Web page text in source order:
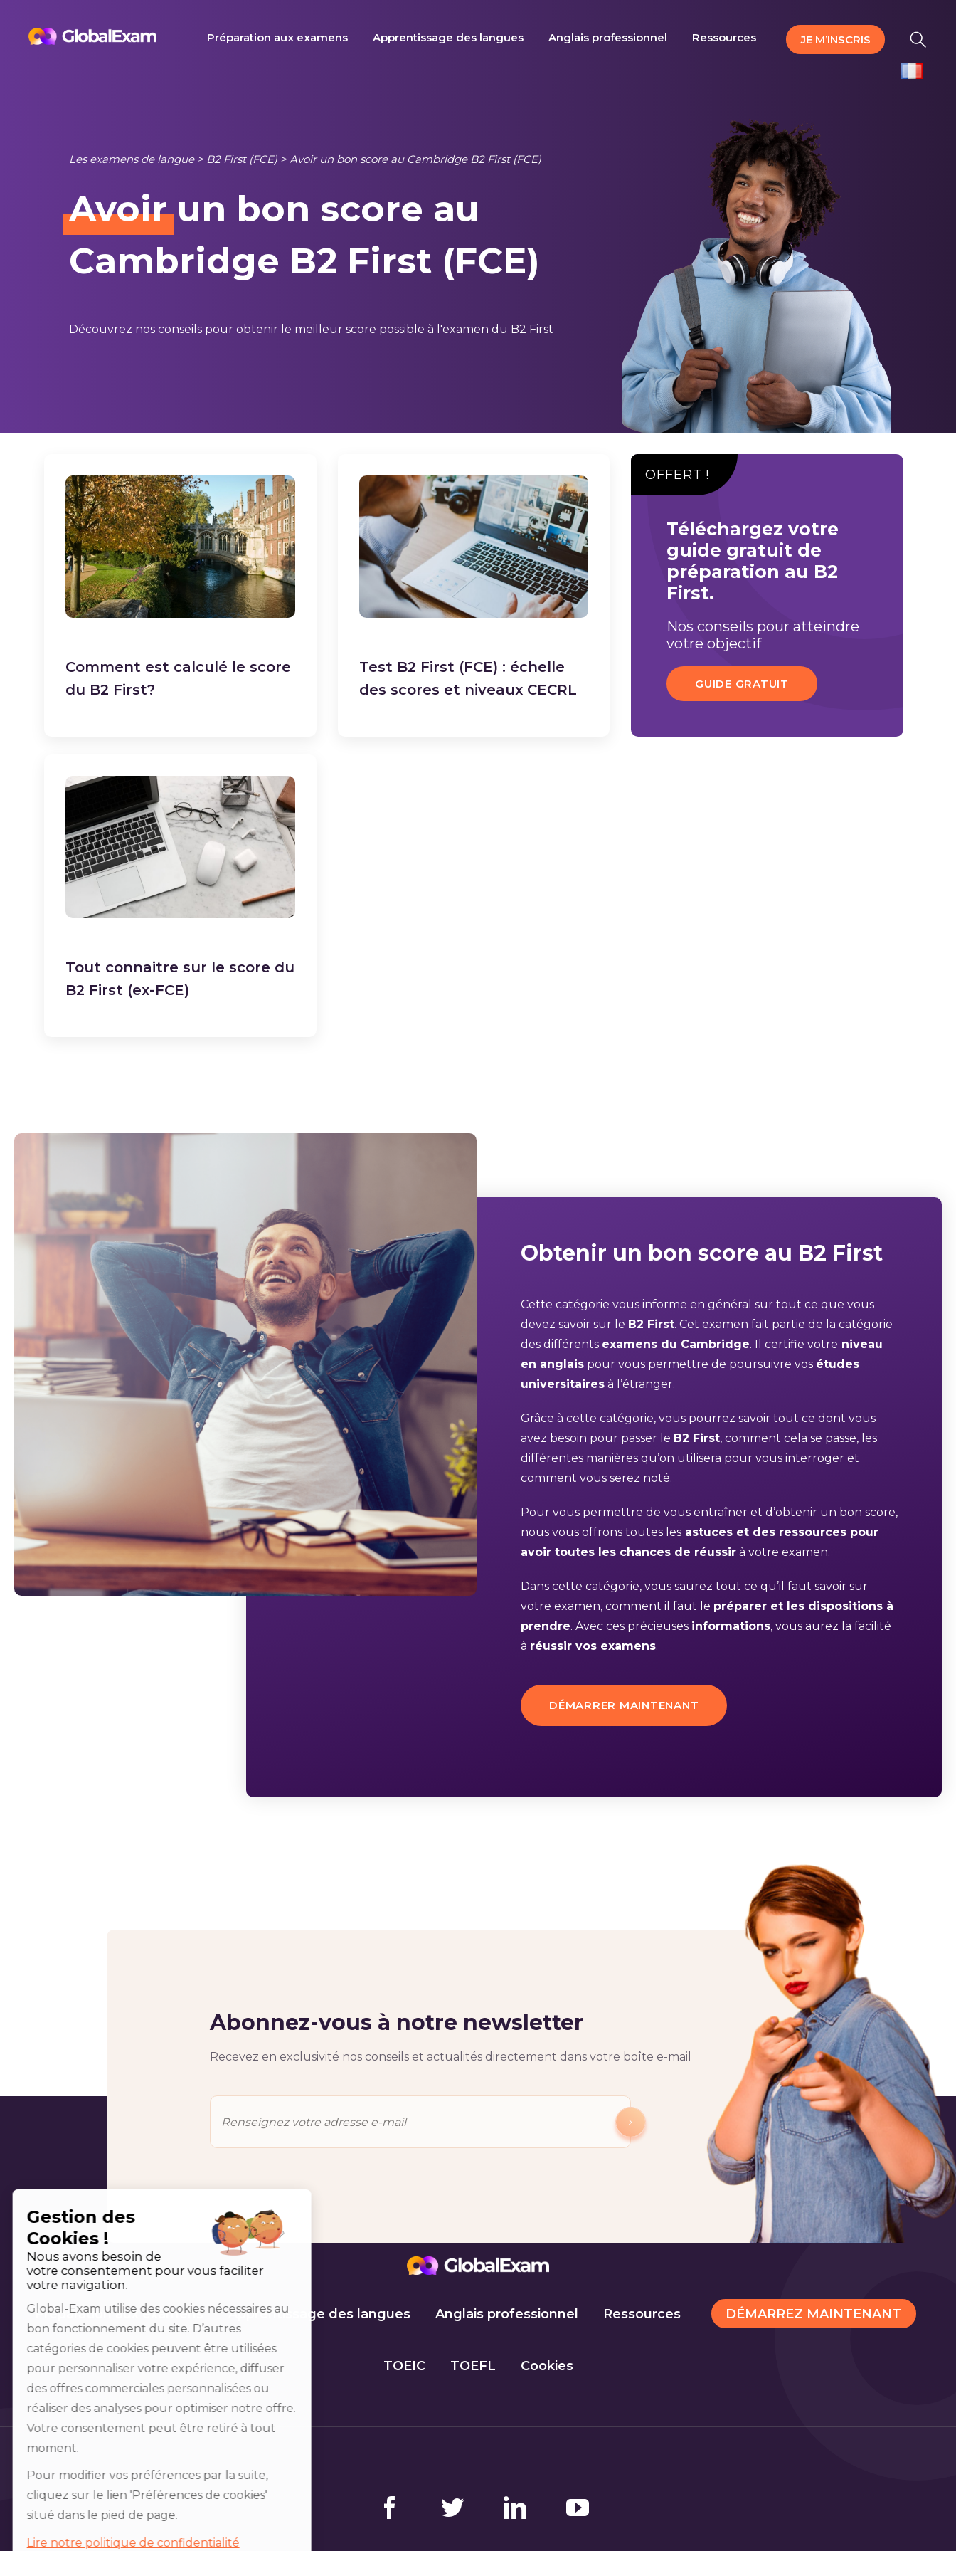
Préparation aux examens Apprentissage des langues Anglais professionnel Ressources JE M’INSCRIS
Les examens de langue> B2 First (FCE) > Avoir un bon score au Cambridge B2 First (FCE)
Avoirun bon score au
Cambridge B2 First (FCE)
Découvrez nos conseils pour obtenir le meilleur score possible à l'examen du B2 First
Comment est calculé le score
du B2 First?
Test B2 First (FCE) : échelle
des scores et niveaux CECRL
OFFERT !
Téléchargez votre
guide gratuit de
préparation au B2
First.
Nos conseils pour atteindre
votre objectif
GUIDE GRATUIT
Tout connaitre sur le score du
B2 First (ex-FCE)
Obtenir un bon score au B2 First
Cette catégorie vous informe en général sur tout ce que vous
devez savoir sur le B2 First. Cet examen fait partie de la catégorie
des différents examens du Cambridge. Il certifie votre niveau
en anglais pour vous permettre de poursuivre vos études
universitaires à l’étranger.
Grâce à cette catégorie, vous pourrez savoir tout ce dont vous
avez besoin pour passer le B2 First, comment cela se passe, les
différentes manières qu’on utilisera pour vous interroger et
comment vous serez noté.
Pour vous permettre de vous entraîner et d’obtenir un bon score,
nous vous offrons toutes les astuces et des ressources pour
avoir toutes les chances de réussir à votre examen.
Dans cette catégorie, vous saurez tout ce qu’il faut savoir sur
votre examen, comment il faut le préparer et les dispositions à
prendre. Avec ces précieuses informations, vous aurez la facilité
à réussir vos examens.
DÉMARRER MAINTENANT
Abonnez-vous à notre newsletter
Recevez en exclusivité nos conseils et actualités directement dans votre boîte e-mail
Préparation aux examens Apprentissage des langues Anglais professionnel Ressources DÉMARREZ MAINTENANT
TOEIC TOEFL Cookies
Gestion des
Cookies !
Nous avons besoin de
votre consentement pour vous faciliter
votre navigation.
Global-Exam utilise des cookies nécessaires au
bon fonctionnement du site. D’autres
catégories de cookies peuvent être utilisées
pour personnaliser votre expérience, diffuser
des offres commerciales personnalisées ou
réaliser des analyses pour optimiser notre offre.
Votre consentement peut être retiré à tout
moment.
Pour modifier vos préférences par la suite,
cliquez sur le lien 'Préférences de cookies'
situé dans le pied de page.
Lire notre politique de confidentialité